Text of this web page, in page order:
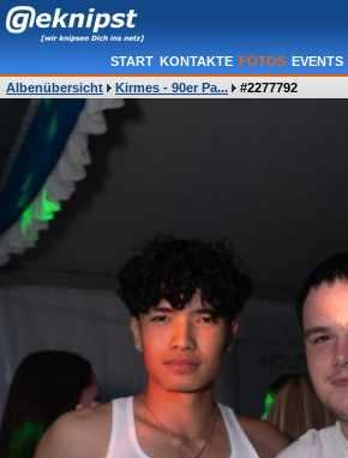
START KONTAKTE FOTOS EVENTS
Albenübersicht
Kirmes - 90er Pa... #2277792